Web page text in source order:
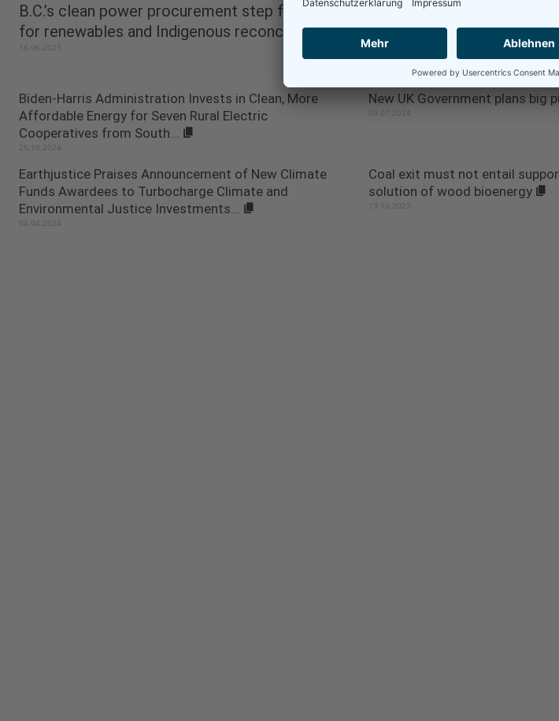
B.C.’s clean power procurement step forward
for renewables and Indigenous reconciliation
16.06.2023
100+ NGOs write to EU
them to protect Europe’s
06.02.2023
Biden-Harris Administration Invests in Clean, More
Affordable Energy for Seven Rural Electric
Cooperatives from South...
25.10.2024
New UK Government plans big
09.07.2024
Earthjustice Praises Announcement of New Climate
Funds Awardees to Turbocharge Climate and
Environmental Justice Investments...
04.04.2024
Coal exit must not entail
solution of wood bioenergy
19.10.2023